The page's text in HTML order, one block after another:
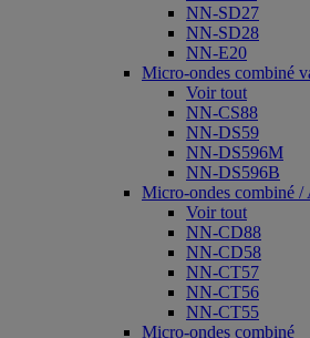
NN-SD27
NN-SD28
NN-E20
Micro-ondes combiné
Voir tout
NN-CS88
NN-DS59
NN-DS596M
NN-DS596B
Micro-ondes combiné
Voir tout
NN-CD88
NN-CD58
NN-CT57
NN-CT56
NN-CT55
Micro-ondes combiné